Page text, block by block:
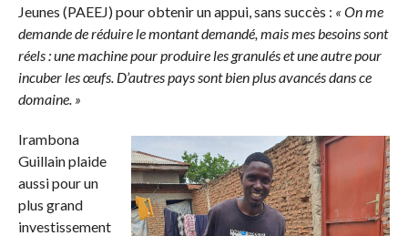
Jeunes (PAEEJ) pour obtenir un appui, sans succès : « On me
demande de réduire le montant demandé, mais mes besoins sont
réels : une machine pour produire les granulés et une autre pour
incuber les œufs. D’autres pays sont bien plus avancés dans ce
domaine. »
Irambona
Guillain plaide
aussi pour un
plus grand
investissement